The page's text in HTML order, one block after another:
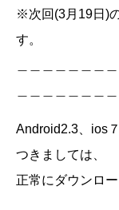
※次回(3月19日)
す。
Android2.3、ios
つきましては、
正常にダウンロ